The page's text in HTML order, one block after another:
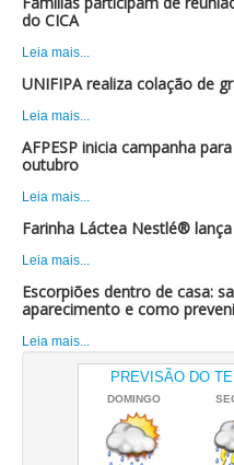
do CICA
Leia mais...
UNIFIPA realiza colação de
Leia mais...
AFPESP inicia campanha
outubro
Leia mais...
Farinha Láctea Nestlé®
Leia mais...
Escorpiões dentro de casa:
aparecimento e como
Leia mais...